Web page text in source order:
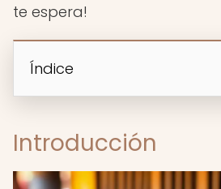
te espera!
Índice
Introducción